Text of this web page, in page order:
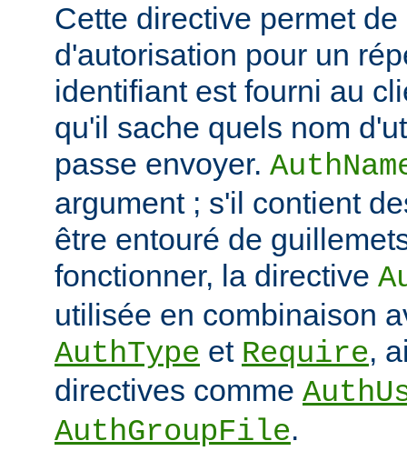
Cette directive permet
d'autorisation pour un
identifiant est fourni au
qu'il sache quels nom
passe envoyer.
argument ; s'il contient
être entouré de
fonctionner, la directive
utilisée en combinaison
AuthType et Require,
directives comme
AuthGroupFile.